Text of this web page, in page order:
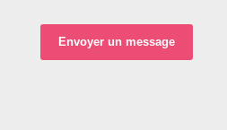
Envoyer un message